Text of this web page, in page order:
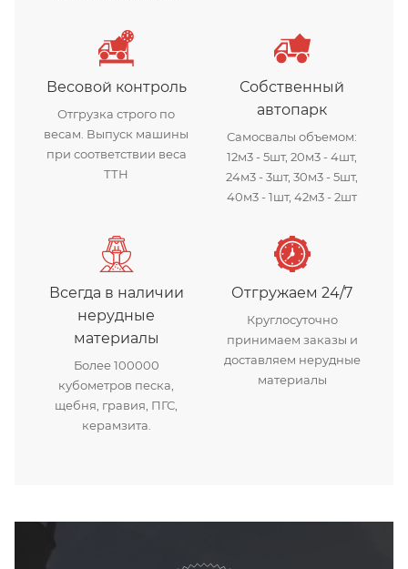
Весовой контроль
Отгрузка строго по
весам. Выпуск машины
при соответствии веса
ТТН
Собственный
автопарк
Самосвалы объемом:
12м3 - 5шт, 20м3 - 4шт,
24м3 - 3шт, 30м3 - 5шт,
40м3 - 1шт, 42м3 - 2шт
Всегда в наличии
нерудные
материалы
Более 100000
кубометров песка,
щебня, гравия, ПГС,
керамзита.
Отгружаем 24/7
Круглосуточно
принимаем заказы и
доставляем нерудные
материалы